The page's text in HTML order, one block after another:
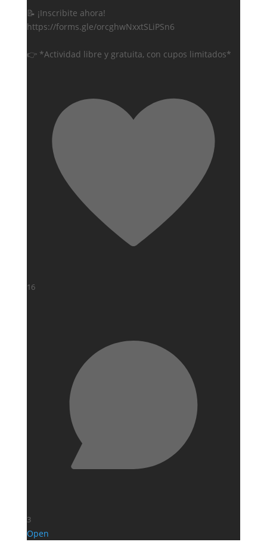
📝 ¡Inscribite ahora!
https://forms.gle/orcghwNxxtSLiPSn6
👉 *Actividad libre y gratuita, con cupos limitados*
16
3
Open